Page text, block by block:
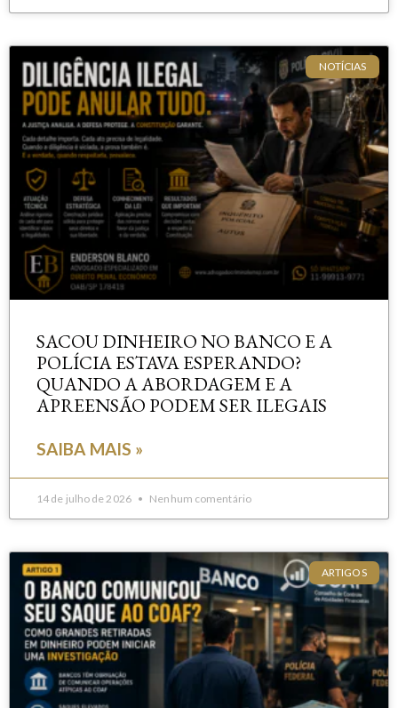
NOTÍCIAS
SACOU DINHEIRO NO BANCO E A
POLÍCIA ESTAVA ESPERANDO?
QUANDO A ABORDAGEM E A
APREENSÃO PODEM SER ILEGAIS
SAIBA MAIS »
14 de julho de 2026 Nenhum comentário
ARTIGOS